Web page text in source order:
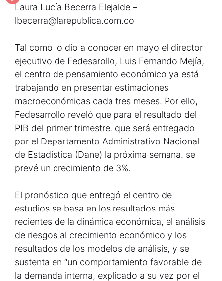
Laura Lucía Becerra Elejalde –
lbecerra@larepublica.com.co
Tal como lo dio a conocer en mayo el director
ejecutivo de Fedesarollo, Luis Fernando Mejía,
el centro de pensamiento económico ya está
trabajando en presentar estimaciones
macroeconómicas cada tres meses. Por ello,
Fedesarrollo reveló que para el resultado del
PIB del primer trimestre, que será entregado
por el Departamento Administrativo Nacional
de Estadística (Dane) la próxima semana. se
prevé un crecimiento de 3%.
El pronóstico que entregó el centro de
estudios se basa en los resultados más
recientes de la dinámica económica, el análisis
de riesgos al crecimiento económico y los
resultados de los modelos de análisis, y se
sustenta en “un comportamiento favorable de
la demanda interna, explicado a su vez por el